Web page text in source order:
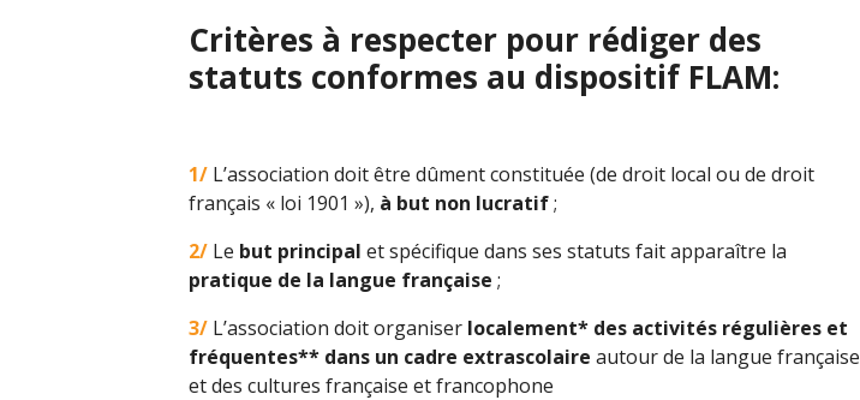
Critères à respecter pour rédiger des
statuts conformes au dispositif FLAM:
1/ L’association doit être dûment constituée (de droit local ou de droit
français « loi 1901 »), à but non lucratif;
2/ Le but principal et spécifique dans ses statuts fait apparaître la
pratique de la langue française ;
3/ L’association doit organiser localement* des activités régulières et
fréquentes** dans un cadre extrascolaire autour de la langue française
et des cultures française et francophone